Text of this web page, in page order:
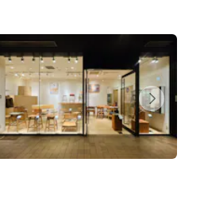
Next slide